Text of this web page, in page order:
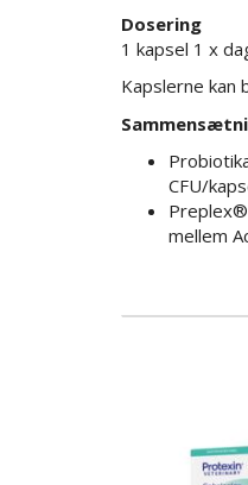
Dosering
1 kapsel 1 x
Kapslerne kan
CFU/
Preplex®
mellem